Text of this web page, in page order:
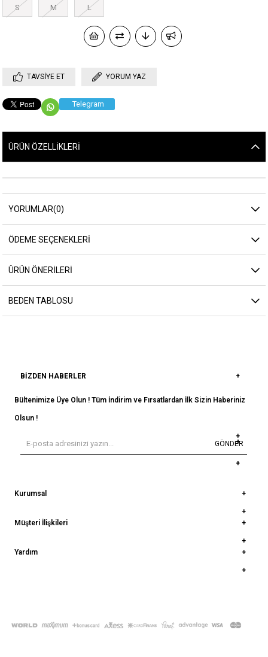
S M L
TAVSIYE ET YORUM YAZ
Telegram
ÜRÜN ÖZELLIKLERI
YORUMLAR(0)
ÖDEME SEÇENEKLERI
ÜRÜN ÖNERILERI
BEDEN TABLOSU
BIZDEN HABERLER
Bültenimize Üye Olun ! Tüm İndirim ve Fırsatlardan İlk Sizin Haberiniz
Olsun !
GÖNDER
Kurumsal
Müşteri İlişkileri
Yardım